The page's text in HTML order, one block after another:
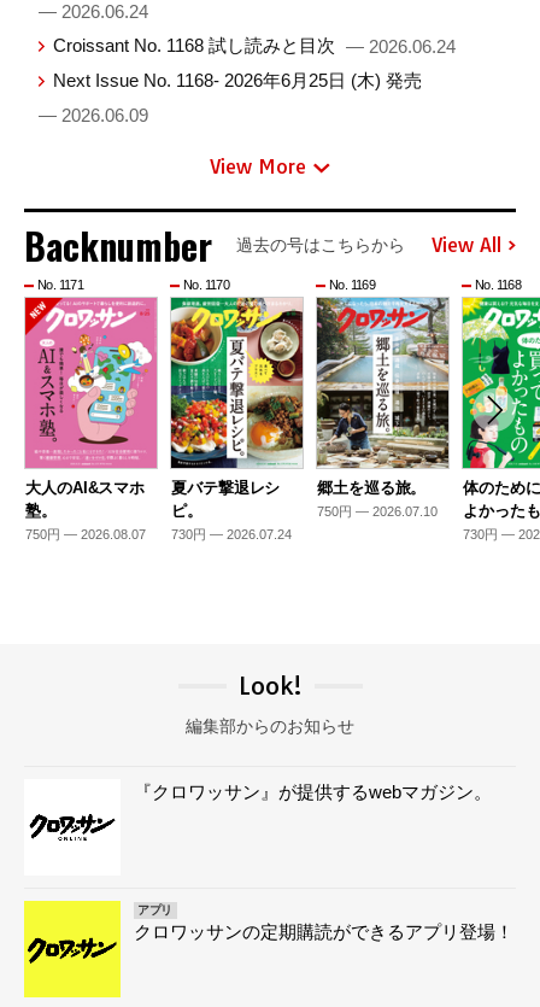
— 2026.06.24
Croissant No. 1168 試し読みと目次 — 2026.06.24
Next Issue No. 1168- 2026年6月25日 (木) 発売
— 2026.06.09
View More
Backnumber 過去の号はこちらから View All
No. 1171
大人のAI&スマホ
塾。
750円 — 2026.08.07
No. 1170
夏バテ撃退レシ
ピ。
730円 — 2026.07.24
No. 1169
郷土を巡る旅。
750円 — 2026.07.10
No. 1168
体のため
よかった
730円 —
Look!
編集部からのお知らせ
『クロワッサン』が提供するwebマガジン。
アプリ
クロワッサンの定期購読ができるアプリ登場！